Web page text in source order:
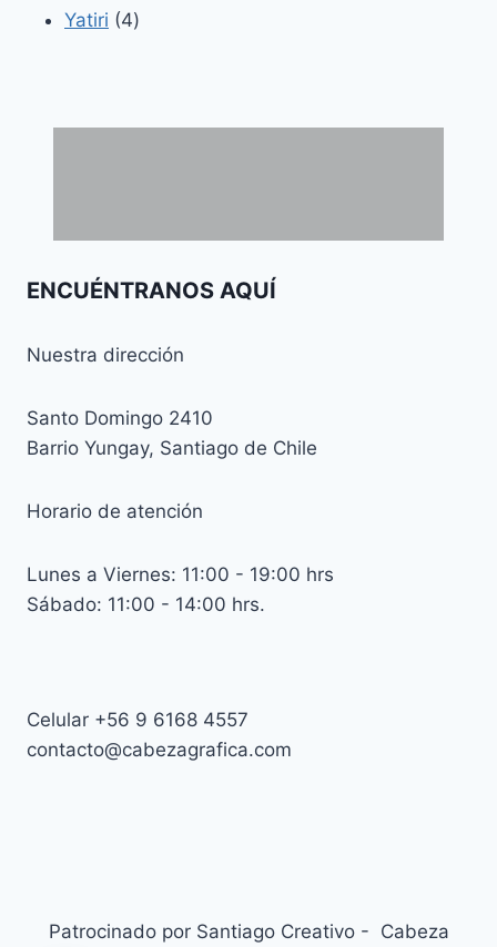
Yatiri 44
ENCUÉNTRANOS AQUÍ
Nuestra dirección
Santo Domingo 2410
Barrio Yungay, Santiago de Chile
Horario de atención
Lunes a Viernes: 11:00 - 19:00 hrs
Sábado: 11:00 - 14:00 hrs.
Celular +56 9 6168 4557
contacto@cabezagrafica.com
Patrocinado por Santiago Creativo - Cabeza